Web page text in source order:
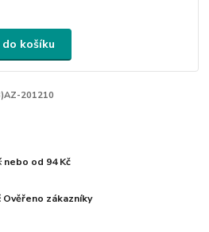
košíku
201210
od 94 Kč
zákazníky